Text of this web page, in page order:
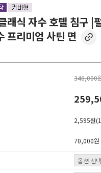
래식 자수 호텔 침구 |
프리미엄 사틴 면
346,000
2,595원
70,000원